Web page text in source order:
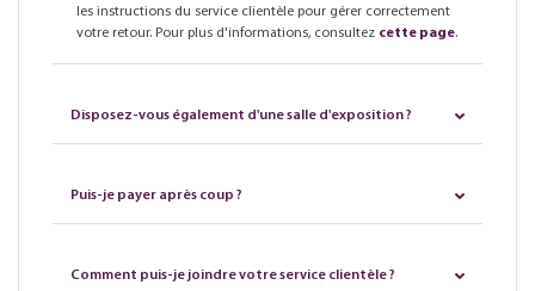
les instructions du service clientèle pour gérer correctement
votre retour. Pour plus d'informations, consultez cette page.
Disposez-vous également d'une salle d'exposition ?
Puis-je payer après coup ?
Comment puis-je joindre votre service clientèle ?